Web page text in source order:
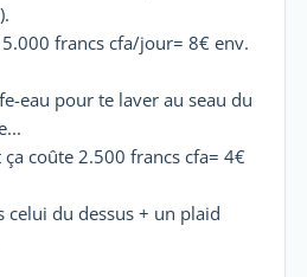
francs cfa/jour= 8€ env.
eau pour te laver au seau du
coûte 2.500 francs cfa= 4€
du dessus + un plaid